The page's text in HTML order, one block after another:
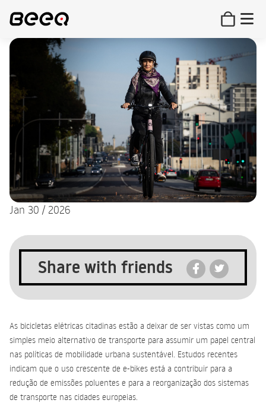
Jan 30 / 2026
Share with friends
As bicicletas elétricas citadinas estão a deixar de ser vistas como um
simples meio alternativo de transporte para assumir um papel central
nas políticas de mobilidade urbana sustentável. Estudos recentes
indicam que o uso crescente de e-bikes está a contribuir para a
redução de emissões poluentes e para a reorganização dos sistemas
de transporte nas cidades europeias.